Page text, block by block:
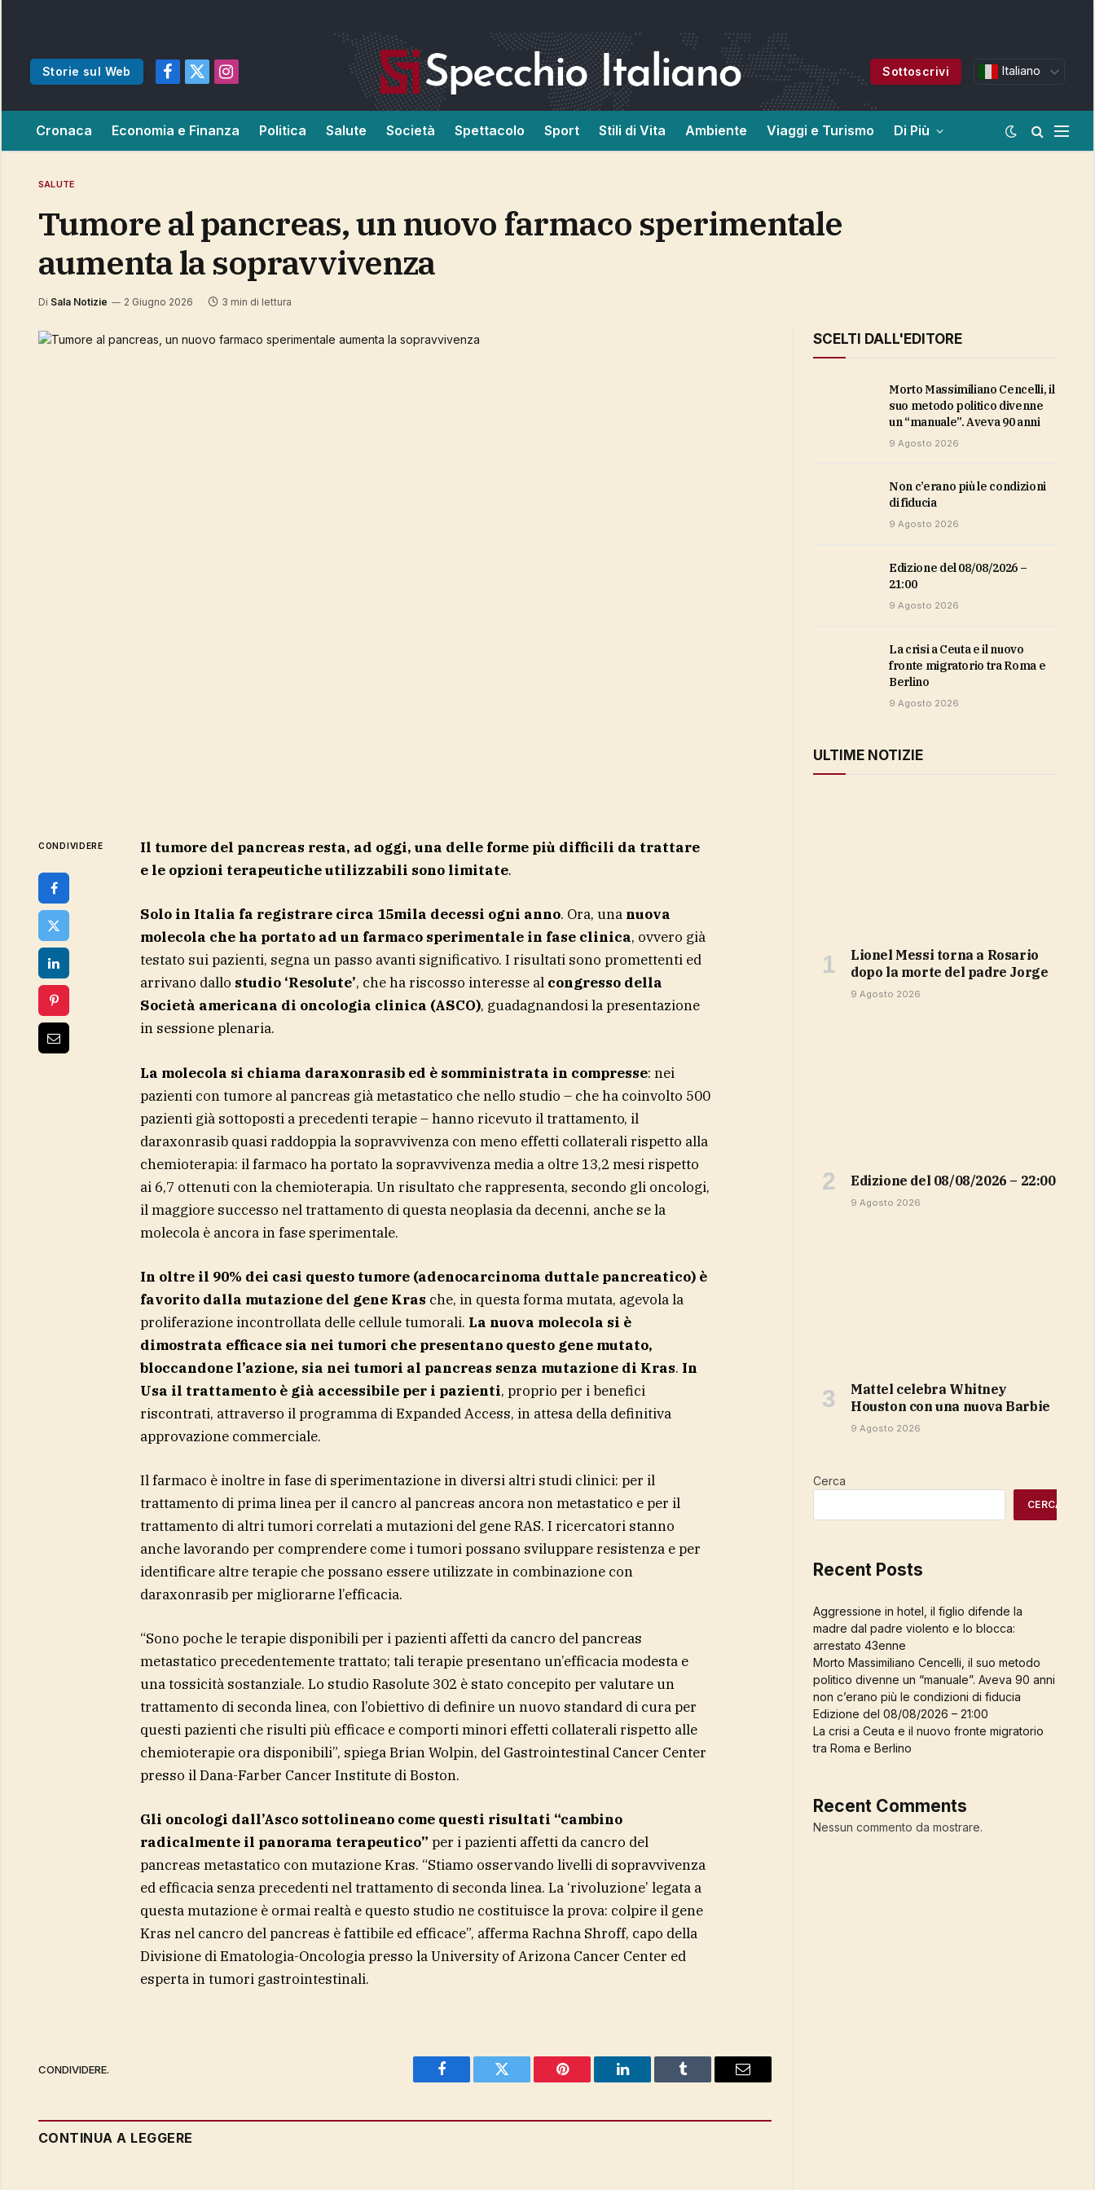
Storie sul Web
Facebook
X
Instagram
Sottoscrivi Italiano
Cronaca Economia e Finanza Politica Salute Società Spettacolo Sport Stili di Vita Ambiente Viaggi e Turismo Di Più
SALUTE
Tumore al pancreas, un nuovo farmaco sperimentale
aumenta la sopravvivenza
Di Sala Notizie 2 Giugno 2026 3 min di lettura
CONDIVIDERE
Il tumore del pancreas resta, ad oggi, una delle forme più difficili da trattare
e le opzioni terapeutiche utilizzabili sono limitate.
Solo in Italia fa registrare circa 15mila decessi ogni anno. Ora, unanuova
molecola che ha portato ad un farmaco sperimentale in fase clinica, ovvero già
testato sui pazienti, segna un passo avanti significativo. I risultati sono promettenti ed
arrivano dallo studio ‘Resolute’, che ha riscosso interesse al congresso della
Società americana di oncologia clinica (ASCO), guadagnandosi la presentazione
in sessione plenaria.
La molecola si chiama daraxonrasib ed è somministrata in compresse: nei
pazienti con tumore al pancreas già metastatico che nello studio – che ha coinvolto 500
pazienti già sottoposti a precedenti terapie – hanno ricevuto il trattamento, il
daraxonrasib quasi raddoppia la sopravvivenza con meno effetti collaterali rispetto alla
chemioterapia: il farmaco ha portato la sopravvivenza media a oltre 13,2 mesi rispetto
ai 6,7 ottenuti con la chemioterapia. Un risultato che rappresenta, secondo gli oncologi,
il maggiore successo nel trattamento di questa neoplasia da decenni, anche se la
molecola è ancora in fase sperimentale.
In oltre il 90% dei casi questo tumore (adenocarcinoma duttale pancreatico) è
favorito dalla mutazione del gene Kras che, in questa forma mutata, agevola la
proliferazione incontrollata delle cellule tumorali. La nuova molecola si è
dimostrata efficace sia nei tumori che presentano questo gene mutato,
bloccandone l’azione, sia nei tumori al pancreas senza mutazione di Kras. In
Usa il trattamento è già accessibile per i pazienti, proprio per i benefici
riscontrati, attraverso il programma di Expanded Access, in attesa della definitiva
approvazione commerciale.
Il farmaco è inoltre in fase di sperimentazione in diversi altri studi clinici: per il
trattamento di prima linea per il cancro al pancreas ancora non metastatico e per il
trattamento di altri tumori correlati a mutazioni del gene RAS. I ricercatori stanno
anche lavorando per comprendere come i tumori possano sviluppare resistenza e per
identificare altre terapie che possano essere utilizzate in combinazione con
daraxonrasib per migliorarne l’efficacia.
“Sono poche le terapie disponibili per i pazienti affetti da cancro del pancreas
metastatico precedentemente trattato; tali terapie presentano un’efficacia modesta e
una tossicità sostanziale. Lo studio Rasolute 302 è stato concepito per valutare un
trattamento di seconda linea, con l’obiettivo di definire un nuovo standard di cura per
questi pazienti che risulti più efficace e comporti minori effetti collaterali rispetto alle
chemioterapie ora disponibili”, spiega Brian Wolpin, del Gastrointestinal Cancer Center
presso il Dana-Farber Cancer Institute di Boston.
Gli oncologi dall’Asco sottolineano come questi risultati “cambino
radicalmente il panorama terapeutico” per i pazienti affetti da cancro del
pancreas metastatico con mutazione Kras. “Stiamo osservando livelli di sopravvivenza
ed efficacia senza precedenti nel trattamento di seconda linea. La ‘rivoluzione’ legata a
questa mutazione è ormai realtà e questo studio ne costituisce la prova: colpire il gene
Kras nel cancro del pancreas è fattibile ed efficace”, afferma Rachna Shroff, capo della
Divisione di Ematologia-Oncologia presso la University of Arizona Cancer Center ed
esperta in tumori gastrointestinali.
CONDIVIDERE.
Facebook Twitter Pinterest LinkedIn Tumblr Email
CONTINUA A LEGGERE
SCELTI DALL'EDITORE
Morto Massimiliano Cencelli, il
suo metodo politico divenne
un “manuale”. Aveva 90 anni
9 Agosto 2026
non c’erano più le condizioni
di fiducia
9 Agosto 2026
Edizione del 08/08/2026 –
21:00
9 Agosto 2026
La crisi a Ceuta e il nuovo
fronte migratorio tra Roma e
Berlino
9 Agosto 2026
ULTIME NOTIZIE
Lionel Messi torna a Rosario
dopo la morte del padre Jorge
9 Agosto 2026
Edizione del 08/08/2026 – 22:00
9 Agosto 2026
Mattel celebra Whitney
Houston con una nuova Barbie
9 Agosto 2026
Cerca
CERCA
Recent Posts
Aggressione in hotel, il figlio difende la
madre dal padre violento e lo blocca:
arrestato 43enne
Morto Massimiliano Cencelli, il suo metodo
politico divenne un “manuale”. Aveva 90 anni
non c’erano più le condizioni di fiducia
Edizione del 08/08/2026 – 21:00
La crisi a Ceuta e il nuovo fronte migratorio
tra Roma e Berlino
Recent Comments
Nessun commento da mostrare.